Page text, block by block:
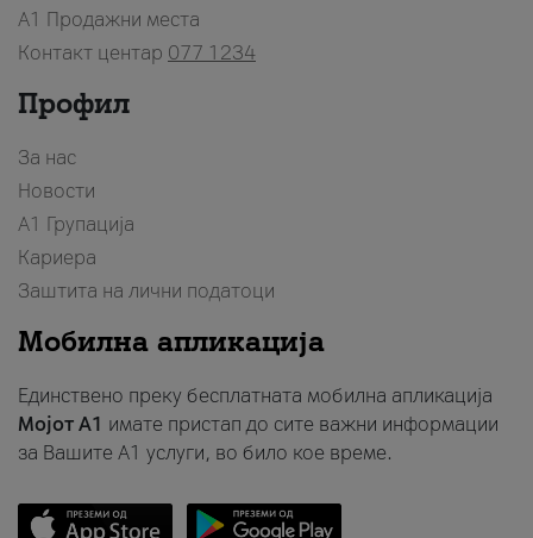
A1 Продажни места
Контакт центар 077 1234
Профил
За нас
Новости
А1 Групација
Кариера
Заштита на лични податоци
Мобилна апликација
Единствено преку бесплатната мобилна апликација
Мојот A1 имате пристап до сите важни информации
за Вашите A1 услуги, во било кое време.